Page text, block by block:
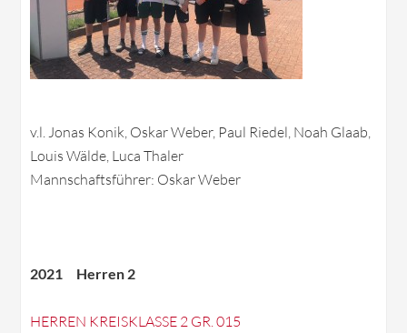
v.l. Jonas Konik, Oskar Weber, Paul Riedel, Noah Glaab,
Louis Wälde, Luca Thaler
Mannschaftsführer: Oskar Weber
2021 Herren 2
HERREN KREISKLASSE 2 GR. 015